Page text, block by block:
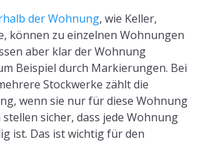
der Wohnung, wie Keller,
können zu einzelnen Wohnungen
aber klar der Wohnung
Beispiel durch Markierungen. Bei
Stockwerke zählt die
wenn sie nur für diese Wohnung
stellen sicher, dass jede Wohnung
ist. Das ist wichtig für den